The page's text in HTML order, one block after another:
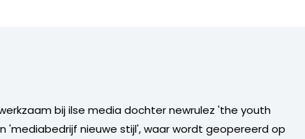
bij ilse media dochter newrulez 'the youth
'mediabedrijf nieuwe stijl', waar wordt geopereerd op